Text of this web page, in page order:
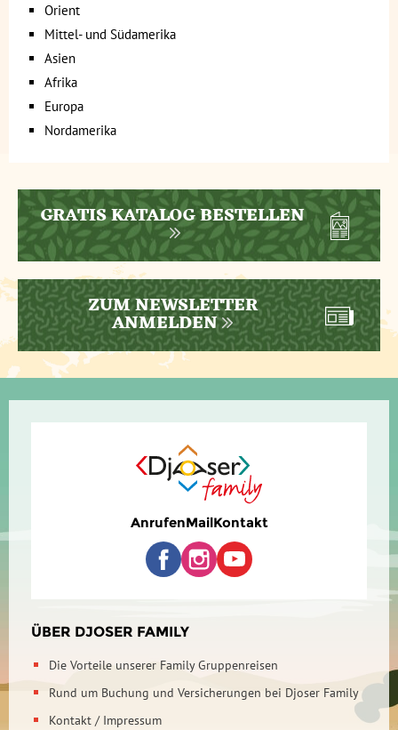
Orient
Mittel- und Südamerika
Asien
Afrika
Europa
Nordamerika
GRATIS KATALOG BESTELLEN
ZUM NEWSLETTER
ANMELDEN
AnrufenMailKontakt
ÜBER DJOSER FAMILY
Die Vorteile unserer Family Gruppenreisen
Rund um Buchung und Versicherungen bei Djoser Family
Kontakt / Impressum